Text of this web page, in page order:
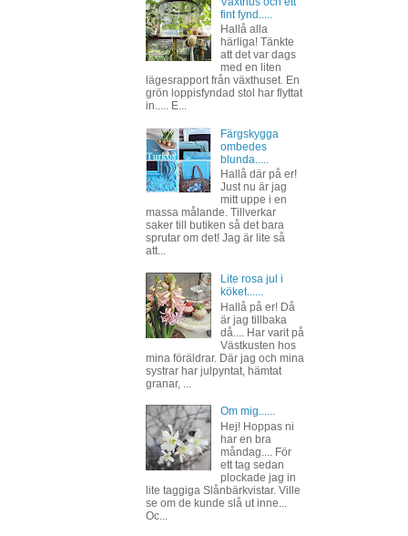
fint fynd.....
Hallå alla
härliga! Tänkte
att det var dags
med en liten
lägesrapport från växthuset. En
grön loppisfyndad stol har flyttat
in..... E...
Färgskygga
ombedes
blunda.....
Hallå där på er!
Just nu är jag
mitt uppe i en
massa målande. Tillverkar
saker till butiken så det bara
sprutar om det! Jag är lite så
att...
Lite rosa jul i
köket......
Hallå på er! Då
är jag tillbaka
då.... Har varit på
Västkusten hos
mina föräldrar. Där jag och mina
systrar har julpyntat, hämtat
granar, ...
Om mig......
Hej! Hoppas ni
har en bra
måndag.... För
ett tag sedan
plockade jag in
lite taggiga Slånbärkvistar. Ville
se om de kunde slå ut inne...
Oc...